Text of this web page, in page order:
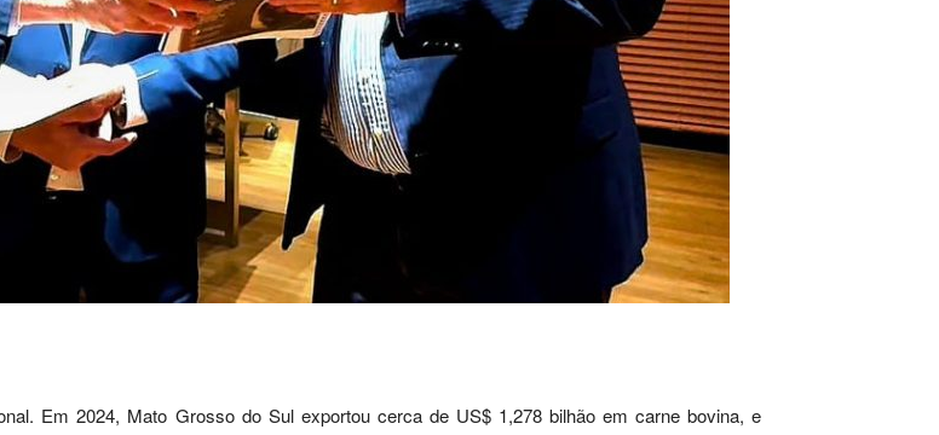
Em 2024, Mato Grosso do Sul exportou cerca de US$ 1,278 bilhão em carne bovina, e